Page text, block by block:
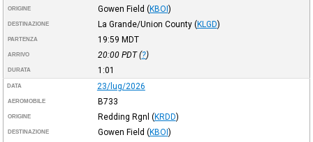
ORIGINE Gowen Field (KBOI )
DESTINAZIONE La Grande/Union County (KLGD)
PARTENZA 19:59 MDT
ARRIVO 20:00 PDT(?)
DURATA 1:01
DATA 23/lug/2026
AEROMOBILE B733
ORIGINE Redding Rgnl (KRDD)
DESTINAZIONE Gowen Field (KBOI )